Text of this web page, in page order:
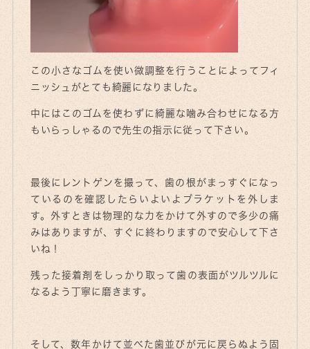
この小さなゴムを使い微調整を行うことによってフィ
ニッシュがとても綺麗になりました。
中にはこのゴムを使わずに綺麗な噛み合わせになる方
もいらっしゃるので先生の指示に従って下さい。
最後にレントゲンを撮って、歯の根がまっすぐになっ
ているのを確認したらいよいよブラケットを外しま
す。外すときは物理的な力をかけて外すので多少の痛
みはありますが、すぐに終わりますので安心して下さ
いね！
残った接着剤をしっかり取って歯の表面がツルツルに
なるよう丁寧に磨きます。
そして、数年かけて並べた歯並びが元に戻らぬよう固